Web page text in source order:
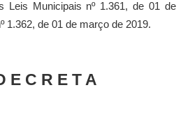
Leis Municipais nº 1.361, de 01 de
1.362, de 01 de março de 2019.
E C R E T A